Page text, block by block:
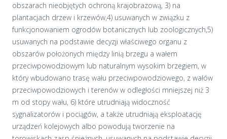
obszarach nieobjętych ochroną krajobrazową, 3) na
plantacjach drzew i krzewów,4) usuwanych w związku z
funkcjonowaniem ogrodów botanicznych lub zoologicznych,5)
usuwanych na podstawie decyzji właściwego organu z
obszarów położonych między linią brzegu a wałem
przeciwpowodziowym lub naturalnym wysokim brzegiem, w
który wbudowano trasę wału przeciwpowodziowego, z wałów
przeciwpowodziowych i terenów w odległości mniejszej niż 3
m od stopy wału, 6) które utrudniają widoczność
sygnalizatorów i pociągów, a także utrudniają eksploatację
urządzeń kolejowych albo powodują tworzenie na